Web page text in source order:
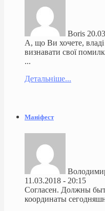
Boris
А, що Ви хочете, владі
визнавати свої
...
Детальніше...
Маніфест
11.03.2018 - 20:15
Согласен. Должны
координаты